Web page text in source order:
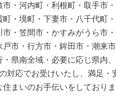
・河内町・利根町・取手市
・境町・下妻市・八千代町
・笠間市・かすみがうら市
市・行方市・鉾田市・潮来
県南全域・必要に応じ県内
対応でお受けいたし、満足・
まいのお手伝いをしておりま